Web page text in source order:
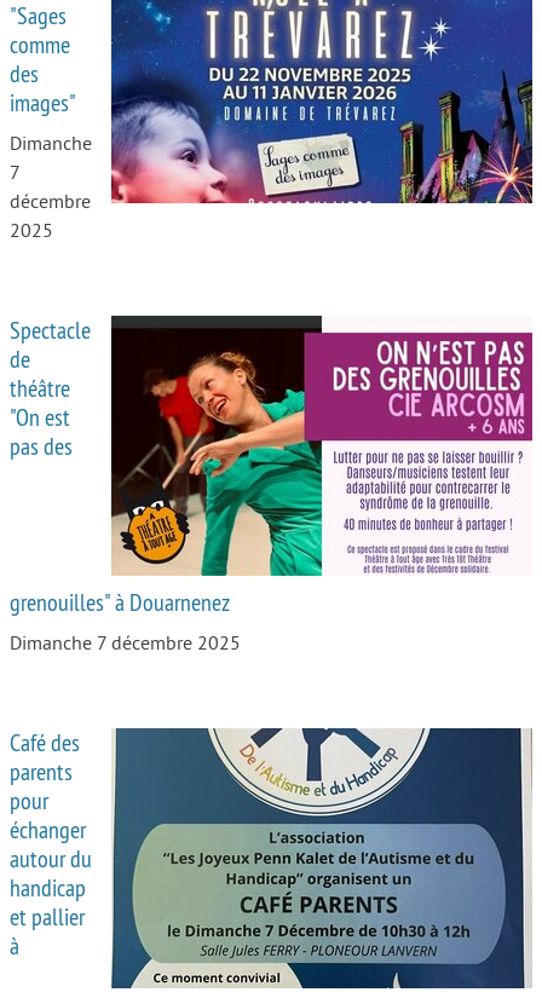
"Sages
comme
des
images"
Dimanche
7
décembre
2025
Spectacle
de
théâtre
"On est
pas des
grenouilles" à Douarnenez
Dimanche 7 décembre 2025
Café des
parents
pour
échanger
autour du
handicap
et pallier
à